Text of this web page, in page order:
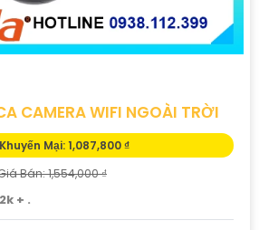
CAMERA WIFI NGOÀI TRỜI
Mại: 1,087,800 ₫
Bán: 1,554,000 ₫
+ .